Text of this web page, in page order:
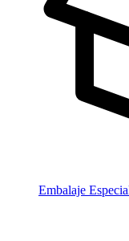
Embalaje